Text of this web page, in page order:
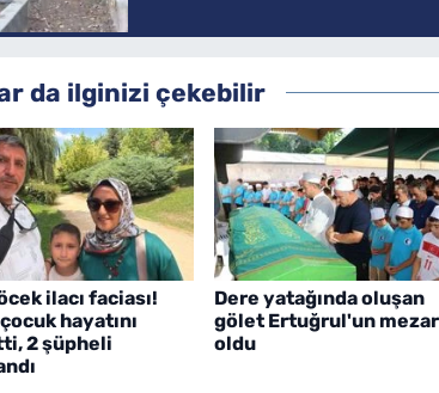
da ilginizi çekebilir
ilacı faciası!
hayatını
2 şüpheli
Dere yatağında oluşan
gölet Ertuğrul'un mezar
oldu